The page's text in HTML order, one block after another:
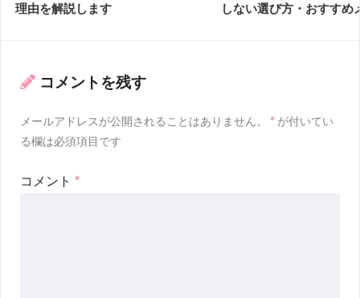
理由を解説します
しない選び方・おすすめ
コメントを残す
メールアドレスが公開されることはありません。 * が付いてい
る欄は必須項目です
コメント *